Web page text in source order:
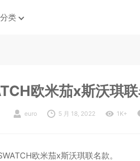
类
欧米茄x斯沃琪
euro 5 月 18, 2022 1K+
欧米茄x斯沃琪联名款。